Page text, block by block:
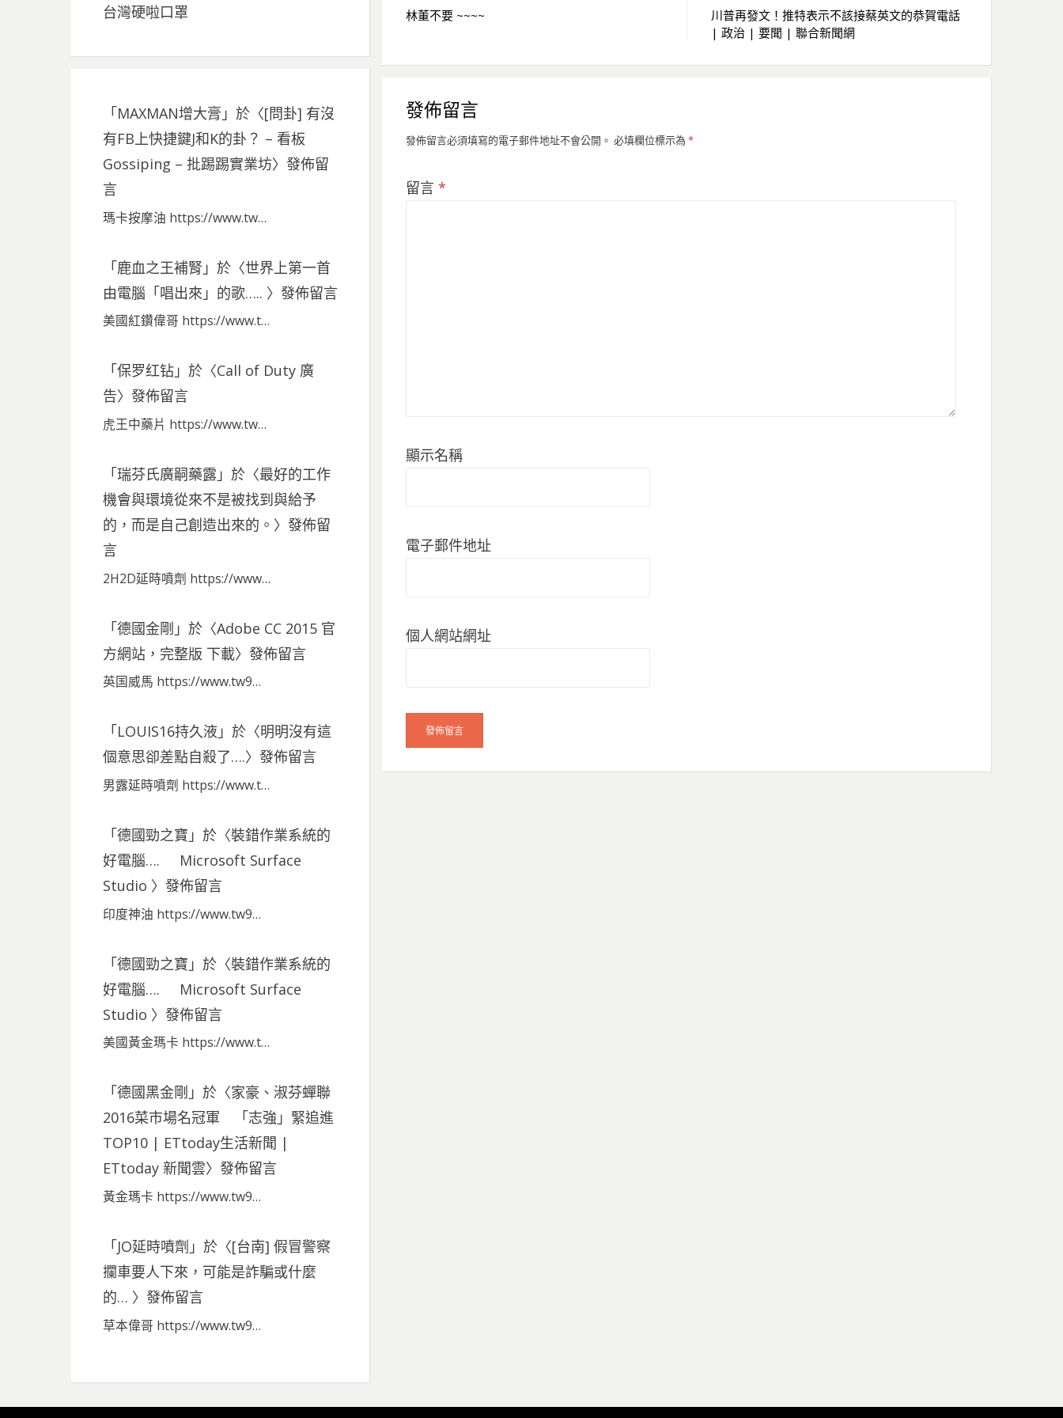
章
林董不要 ~~~~
川普再發文！推特表示不該接蔡英文的恭賀電話
| 政治 | 要聞 | 聯合新聞網
發佈留言
發佈留言必須填寫的電子郵件地址不會公開。 必填欄位標示為 *
留言 *
顯示名稱
電子郵件地址
個人網站網址
台灣硬啦口罩
「MAXMAN增大膏 」於〈[問卦] 有沒
有FB上快捷鍵J和K的卦？ – 看板
Gossiping – 批踢踢實業坊〉發佈留
言
瑪卡按摩油 https://www.tw…
「鹿血之王補腎 」於〈世界上第一首
由電腦「唱出來」的歌….. 〉發佈留言
美國紅鑽偉哥 https://www.t…
「保罗红钻」於〈Call of Duty 廣
告〉發佈留言
虎王中藥片 https://www.tw…
「瑞芬氏廣嗣藥露」於〈最好的工作
機會與環境從來不是被找到與給予
的，而是自己創造出來的。 〉發佈留
言
2H2D延時噴劑 https://www…
「德國金剛 」於〈Adobe CC 2015 官
方網站，完整版 下載〉發佈留言
英国威馬 https://www.tw9…
「LOUIS16持久液」於〈明明沒有這
個意思卻差點自殺了….〉發佈留言
男露延時噴劑 https://www.t…
「德國勁之寶 」於〈裝錯作業系統的
好電腦…. Microsoft Surface
Studio 〉發佈留言
印度神油 https://www.tw9…
「德國勁之寶 」於〈裝錯作業系統的
好電腦…. Microsoft Surface
Studio 〉發佈留言
美國黃金瑪卡 https://www.t…
「德國黑金剛 」於〈家豪、淑芬蟬聯
2016菜市場名冠軍 「志強」緊追進
TOP10 | ETtoday生活新聞 |
ETtoday 新聞雲〉發佈留言
黃金瑪卡 https://www.tw9…
「JO延時噴劑 」於〈[台南] 假冒警察
攔車要人下來，可能是詐騙或什麼
的… 〉發佈留言
草本偉哥 https://www.tw9…